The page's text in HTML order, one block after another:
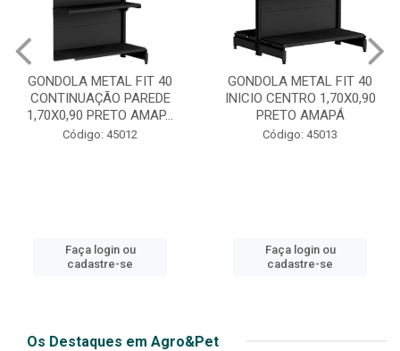
GONDOLA METAL FIT 40
CONTINUAÇÃO PAREDE
1,70X0,90 PRETO AMAP...
Código: 45012
Faça login ou
cadastre-se
GONDOLA METAL FIT 40
INICIO CENTRO 1,70X0,90
PRETO AMAPÁ
Código: 45013
Faça login ou
cadastre-se
Os Destaques em Agro&Pet